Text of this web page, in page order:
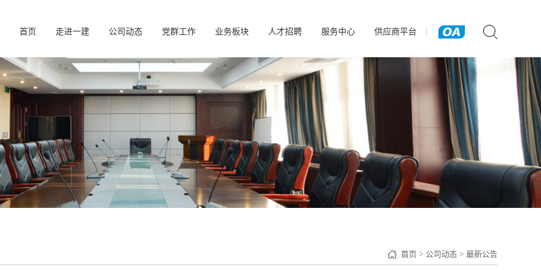
首页 走进一建 公司动态 党群工作 业务板块 人才招聘 服务中心 供应商平台
首页 > 公司动态 > 最新公告